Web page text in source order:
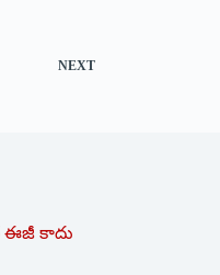
NEXT
ఈజీ కాదు